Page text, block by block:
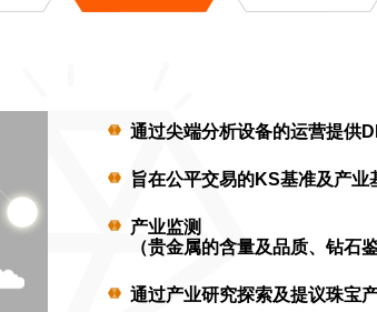
通过尖端分析设备的运营提供
旨在公平交易的KS基准及产
产业监测
（贵金属的含量及品质、钻石
通过产业研究探索及提议珠宝